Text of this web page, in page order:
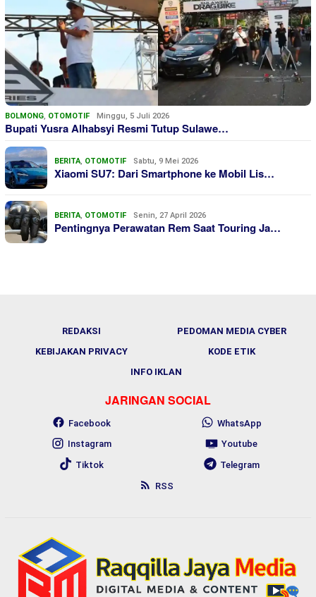
BOLMONG, OTOMOTIF Minggu, 5 Juli 2026
Bupati Yusra Alhabsyi Resmi Tutup Sulawe…
BERITA, OTOMOTIF Sabtu, 9 Mei 2026
Xiaomi SU7: Dari Smartphone ke Mobil Lis…
BERITA, OTOMOTIF Senin, 27 April 2026
Pentingnya Perawatan Rem Saat Touring Ja…
REDAKSI
PEDOMAN MEDIA CYBER
KEBIJAKAN PRIVACY
KODE ETIK
INFO IKLAN
JARINGAN SOCIAL
Facebook
WhatsApp
Instagram
Youtube
Tiktok
Telegram
RSS